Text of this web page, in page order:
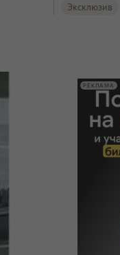
Эксклюзив
РЕКЛАМА